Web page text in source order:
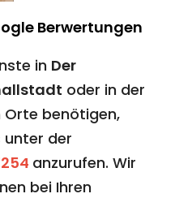
Berwertungen
in Der
oder in der
Orte benötigen,
unter der
anzurufen. Wir
bei Ihren